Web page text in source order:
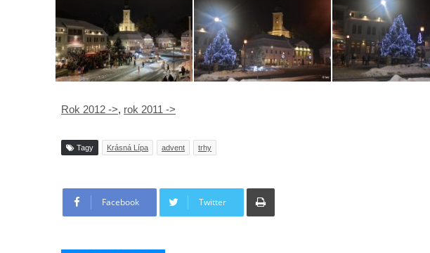
Rok 2012 ->, rok 2011 ->
Tagy Krásná Lípa advent trhy
Facebook Twitter
Tisknout